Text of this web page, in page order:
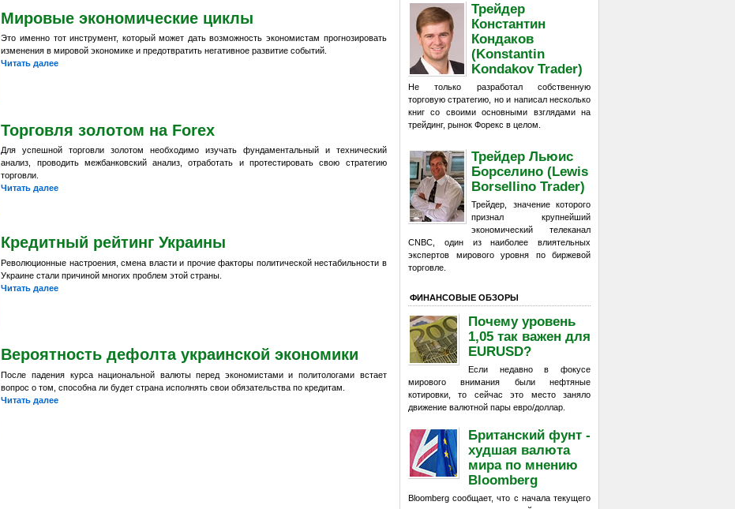
Мировые экономические циклы
Это именно тот инструмент, который может дать возможность экономистам прогнозировать
изменения в мировой экономике и предотвратить негативное развитие событий.
Читать далее
Торговля золотом на Forex
Для успешной торговли золотом необходимо изучать фундаментальный и технический
анализ, проводить межбанковский анализ, отработать и протестировать свою стратегию
торговли.
Читать далее
Кредитный рейтинг Украины
Революционные настроения, смена власти и прочие факторы политической нестабильности в
Украине стали причиной многих проблем этой страны.
Читать далее
Вероятность дефолта украинской экономики
После падения курса национальной валюты перед экономистами и политологами встает
вопрос о том, способна ли будет страна исполнять свои обязательства по кредитам.
Читать далее
Трейдер
Константин
Кондаков
(Konstantin
Kondakov Trader)
Не только разработал собственную
торговую стратегию, но и написал несколько
книг со своими основными взглядами на
трейдинг, рынок Форекс в целом.
Трейдер Льюис
Борселино (Lewis
Borsellino Trader)
Трейдер, значение которого
признал крупнейший
экономический телеканал
CNBC, один из наиболее влиятельных
экспертов мирового уровня по биржевой
торговле.
ФИНАНСОВЫЕ ОБЗОРЫ
Почему уровень
1,05 так важен для
EURUSD?
Если недавно в фокусе
мирового внимания были нефтяные
котировки, то сейчас это место заняло
движение валютной пары евро/доллар.
Британский фунт -
худшая валюта
мира по мнению
Bloomberg
Bloomberg сообщает, что с начала текущего